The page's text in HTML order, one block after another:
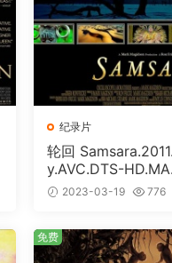
纪录片
轮回
y.AVC.DTS-
7.52GB]
2023-03-19 776
免费